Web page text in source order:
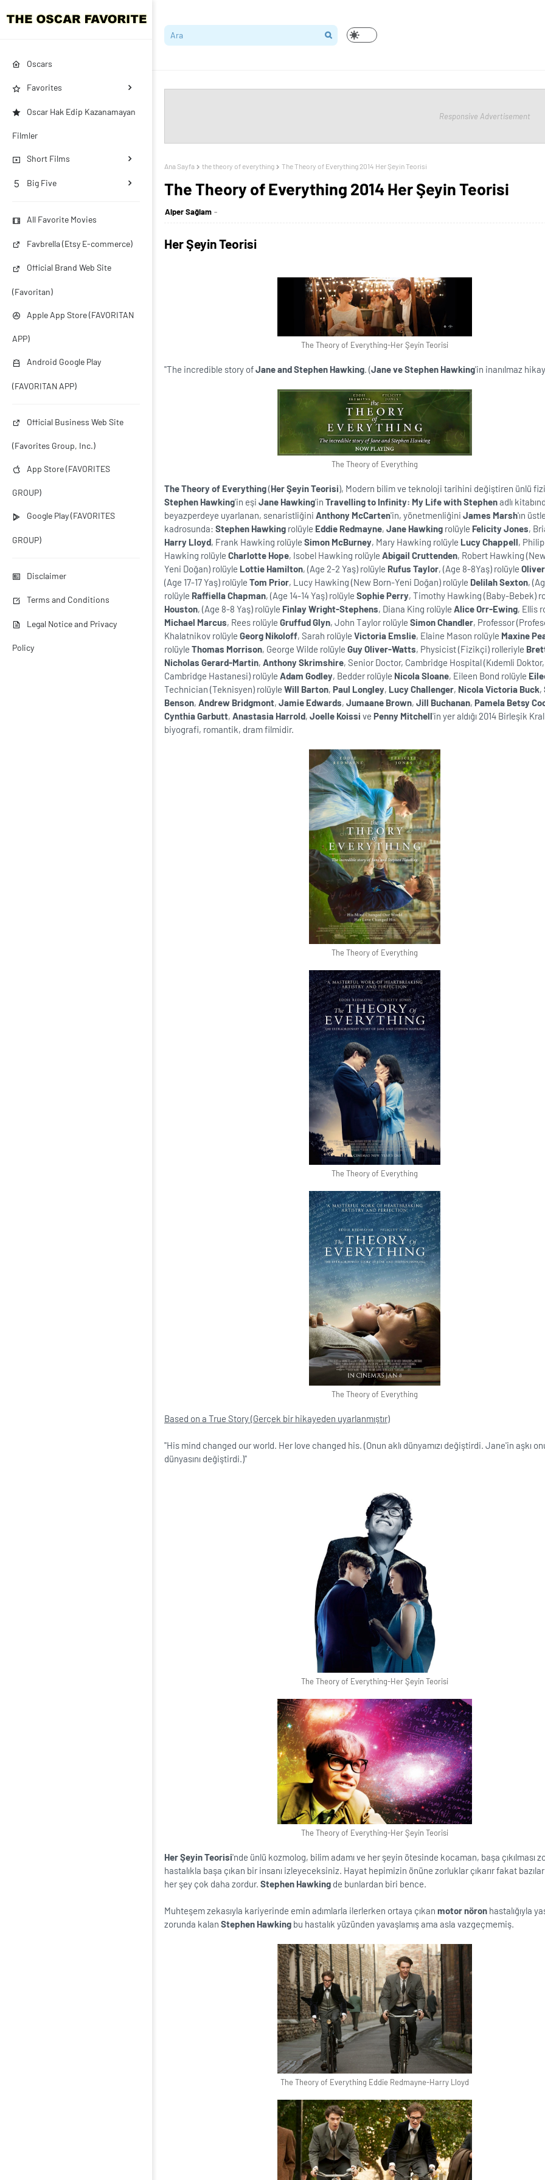
Oscars
Favorites
Oscar Hak Edip Kazanamayan
Filmler
Short Films
Big Five
All Favorite Movies
Favbrella (Etsy E-commerce)
Official Brand Web Site
(Favoritan)
Apple App Store (FAVORITAN
APP)
Android Google Play
(FAVORITAN APP)
Official Business Web Site
(Favorites Group, Inc.)
App Store (FAVORITES
GROUP)
Google Play (FAVORITES
GROUP)
Disclaimer
Terms and Conditions
Legal Notice and Privacy
Policy
Responsive Advertisement
Ana Sayfa the theory of everything The Theory of Everything 2014 Her Şeyin Teorisi
The Theory of Everything 2014 Her Şeyin Teorisi
Alper Sağlam
Her Şeyin Teorisi
The Theory of Everything-Her Şeyin Teorisi
''The incredible story ofJane and Stephen Hawking. (Jane ve Stephen Hawking'in inanılmaz
The Theory of Everything
The Theory of Everything(Her Şeyin Teorisi), Modern bilim ve teknoloji tarihini değiştiren ünlü
Stephen Hawking'in eşi Jane Hawking'in Travelling to Infinity: My Life with Stephenadlı
beyazperdeye uyarlanan, senaristliğini Anthony McCarten'in, yönetmenliğini James Marsh'ın
kadrosunda: Stephen Hawking rolüyle Eddie Redmayne, Jane Hawking rolüyle Felicity Jones,
Harry Lloyd, Frank Hawking rolüyle Simon McBurney, Mary Hawking rolüyle Lucy Chappell,
Hawking rolüyle Charlotte Hope, Isobel Hawking rolüyle Abigail Cruttenden, Robert Hawking
Yeni Doğan) rolüyle Lottie Hamilton, (Age 2-2 Yaş) rolüyle Rufus Taylor, (Age 8-8Yaş) rolüyle
(Age 17-17 Yaş) rolüyle Tom Prior, Lucy Hawking (New Born-Yeni Doğan) rolüyle Delilah Sexton,
rolüyle Raffiella Chapman, (Age 14-14 Yaş) rolüyle Sophie Perry, Timothy Hawking (Baby-Bebek)
Houston, (Age 8-8 Yaş) rolüyle Finlay Wright-Stephens, Diana King rolüyle Alice Orr-Ewing, Ellis
Michael Marcus, Rees rolüyle Gruffud Glyn, John Taylor rolüyle Simon Chandler, Professor
Khalatnikov rolüyle Georg Nikoloff, Sarah rolüyle Victoria Emslie, Elaine Mason rolüyle Maxine
rolüyle Thomas Morrison, George Wilde rolüyle Guy Oliver-Watts, Physicist (Fizikçi) rolleriyle
Nicholas Gerard-Martin, Anthony Skrimshire, Senior Doctor, Cambridge Hospital (Kıdemli Doktor,
Cambridge Hastanesi) rolüyle Adam Godley, Bedder rolüyle Nicola Sloane, Eileen Bond rolüyle
Technician (Teknisyen) rolüyle Will Barton, Paul Longley, Lucy Challenger, Nicola Victoria Buck,
Benson, Andrew Bridgmont, Jamie Edwards, Jumaane Brown, Jill Buchanan, Pamela Betsy
Cynthia Garbutt, Anastasia Harrold, Joelle Koissi ve Penny Mitchell'in yer aldığı 2014 Birleşik
biyografi, romantik, dram filmidir.
The Theory of Everything
The Theory of Everything
The Theory of Everything
Based on a True Story (Gerçek bir hikayeden uyarlanmıştır)
''His mind changed our world. Her love changed his. (Onun aklı dünyamızı değiştirdi. Jane'in aşkı
dünyasını değiştirdi.)''
The Theory of Everything-Her Şeyin Teorisi
The Theory of Everything-Her Şeyin Teorisi
Her Şeyin Teorisi'nde ünlü kozmolog, bilim adamı ve her şeyin ötesinde kocaman, başa çıkılması
hastalıkla başa çıkan bir insanı izleyeceksiniz. Hayat hepimizin önüne zorluklar çıkarır fakat
her şey çok daha zordur. Stephen Hawking de bunlardan biri bence.
Muhteşem zekasıyla kariyerinde emin adımlarla ilerlerken ortaya çıkan motor nöron hastalığıyla
zorunda kalan Stephen Hawking bu hastalık yüzünden yavaşlamış ama asla vazgeçmemiş.
The Theory of Everything Eddie Redmayne-Harry Lloyd